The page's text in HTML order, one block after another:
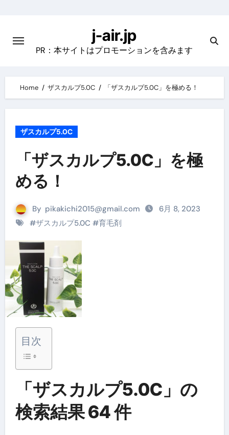
content
j-air.jp
PR：本サイトはプロモーションを含みます
Home ザスカルプ5.0C 「ザスカルプ5.0C」を極める！
ザスカルプ5.0C
「ザスカルプ5.0C」を極
める！
By pikakichi2015@gmail.com
6月 8, 2023
#ザスカルプ5.0C #育毛剤
目次
「ザスカルプ5.0C」の
検索結果 64 件